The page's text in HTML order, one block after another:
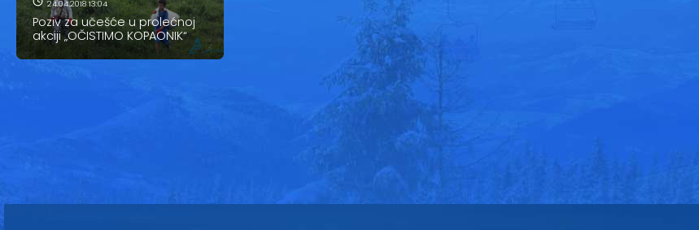
24.04.2018 13:04
Poziv za učešće u prolećnoj
akciji „OČISTIMO KOPAONIK“